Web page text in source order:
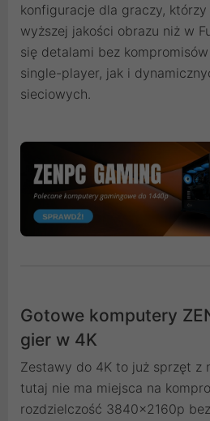
konfiguracje dla graczy,
wyższej jakości obrazu niż w
się detalami bez
single-player, jak i
sieciowych.
Gotowe komputery
gier w 4K
Zestawy do 4K to już sprzęt z
tutaj nie ma miejsca na
rozdzielczość 3840x2160p